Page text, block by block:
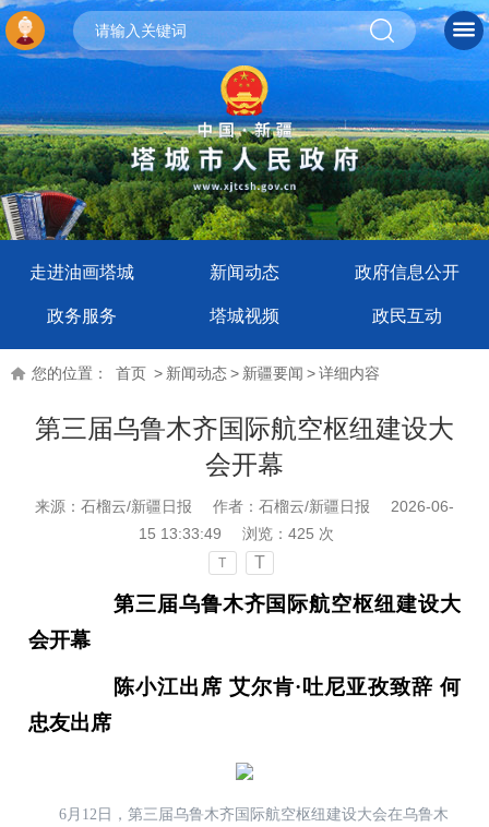
走进油画塔城 新闻动态 政府信息公开
政务服务 塔城视频 政民互动
您的位置： 首页 > 新闻动态> 新疆要闻 >详细内容
第三届乌鲁木齐国际航空枢纽建设大
会开幕
来源：石榴云/新疆日报 作者：石榴云/新疆日报
2026-06-
15 13:33:49
浏览： 425 次
T T
第三届乌鲁木齐国际航空枢纽建设大
会开幕
陈小江出席 艾尔肯·吐尼亚孜致辞 何
忠友出席
6月12日，第三届乌鲁木齐国际航空枢纽建设大会在乌鲁木